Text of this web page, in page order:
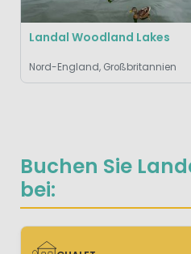
Buchen Sie
bei:
Landal Woodland Lakes
Nord-England, Großbritannien